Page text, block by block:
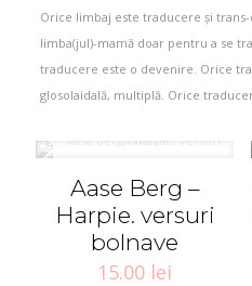
Orice limbaj este traducere și
limba(jul)-mamă doar pentru a se
traducere este o devenire. Orice
glosolaidală, multiplă. Orice
Aase Berg –
Harpie. versuri
bolnave
15.00 lei